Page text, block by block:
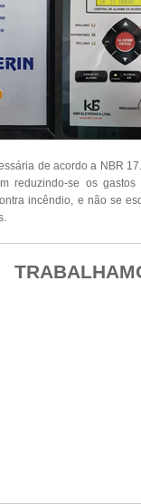
de acordo a NBR
se os
incêndio, e não se